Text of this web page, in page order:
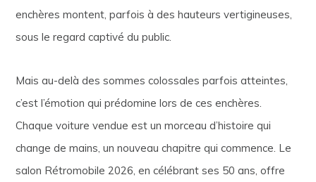
enchères montent, parfois à des hauteurs vertigineuses,
sous le regard captivé du public.
Mais au-delà des sommes colossales parfois atteintes,
c’est l’émotion qui prédomine lors de ces enchères.
Chaque voiture vendue est un morceau d’histoire qui
change de mains, un nouveau chapitre qui commence. Le
salon Rétromobile 2026, en célébrant ses 50 ans, offre